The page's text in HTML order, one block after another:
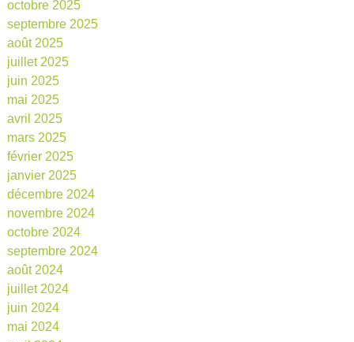
octobre 2025
septembre 2025
août 2025
juillet 2025
juin 2025
mai 2025
avril 2025
mars 2025
février 2025
janvier 2025
décembre 2024
novembre 2024
octobre 2024
septembre 2024
août 2024
juillet 2024
juin 2024
mai 2024